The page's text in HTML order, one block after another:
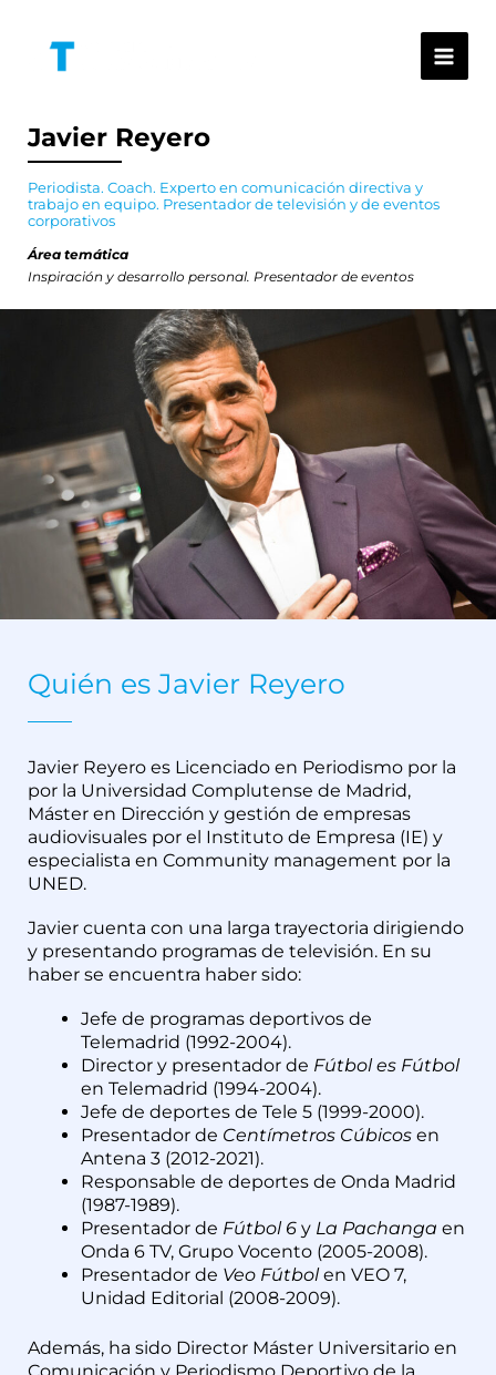
contenido
Javier Reyero
Periodista. Coach. Experto en comunicación directiva y
trabajo en equipo. Presentador de televisión y de eventos
corporativos
Área temática
Inspiración y desarrollo personal. Presentador de eventos
Quién es Javier Reyero
Javier Reyero es Licenciado en Periodismo por la
por la Universidad Complutense de Madrid,
Máster en Dirección y gestión de empresas
audiovisuales por el Instituto de Empresa (IE) y
especialista en Community management por la
UNED.
Javier cuenta con una larga trayectoria dirigiendo
y presentando programas de televisión. En su
haber se encuentra haber sido:
Jefe de programas deportivos de
Telemadrid (1992-2004).
Director y presentador de Fútbol es Fútbol
en Telemadrid (1994-2004).
Jefe de deportes de Tele 5 (1999-2000).
Presentador de Centímetros Cúbicos en
Antena 3 (2012-2021).
Responsable de deportes de Onda Madrid
(1987-1989).
Presentador de Fútbol 6 y La Pachanga en
Onda 6 TV, Grupo Vocento (2005-2008).
Presentador de Veo Fútbolen VEO 7,
Unidad Editorial (2008-2009).
Además, ha sido Director Máster Universitario en